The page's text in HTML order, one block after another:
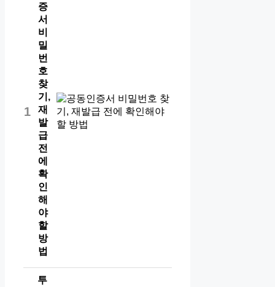
1
증
서
비
밀
번
호
찾
기,
재
발
급
전
에
확
인
해
야
할
방
법
투